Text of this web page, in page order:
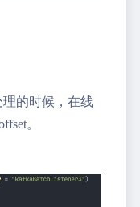
理的时候，在线
。